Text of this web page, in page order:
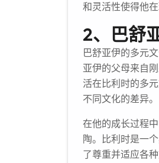
和灵活性使得他
2、巴舒
巴舒亚伊的多元
亚伊的父母来自
活在比利时的多
不同文化的差异。
在他的成长过程
陶。比利时是一
了尊重并适应各